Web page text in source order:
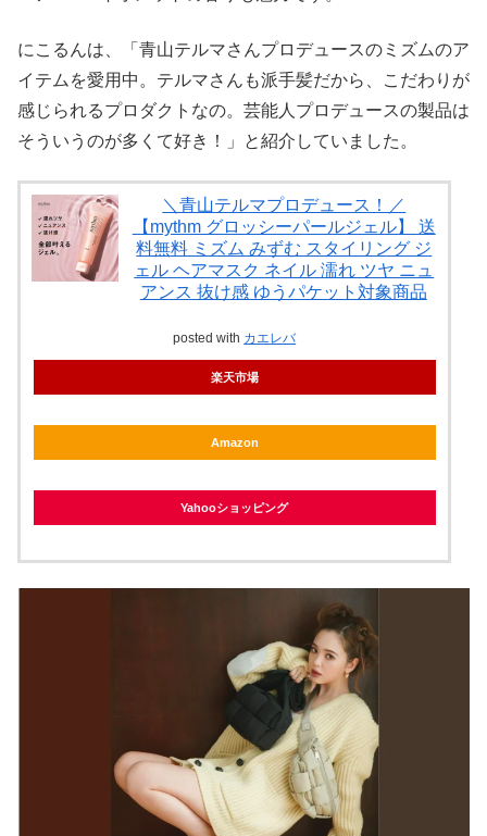
にこるんは、「青山テルマさんプロデュースのミズムのア
イテムを愛用中。テルマさんも派手髪だから、こだわりが
感じられるプロダクトなの。芸能人プロデュースの製品は
そういうのが多くて好き！」と紹介していました。
＼青山テルマプロデュース！／
【mythm グロッシーパールジェル】 送
料無料 ミズム みずむ スタイリング ジ
ェル ヘアマスク ネイル 濡れ ツヤ ニュ
アンス 抜け感 ゆうパケット対象商品
posted with カエレバ
楽天市場
Amazon
Yahooショッピング